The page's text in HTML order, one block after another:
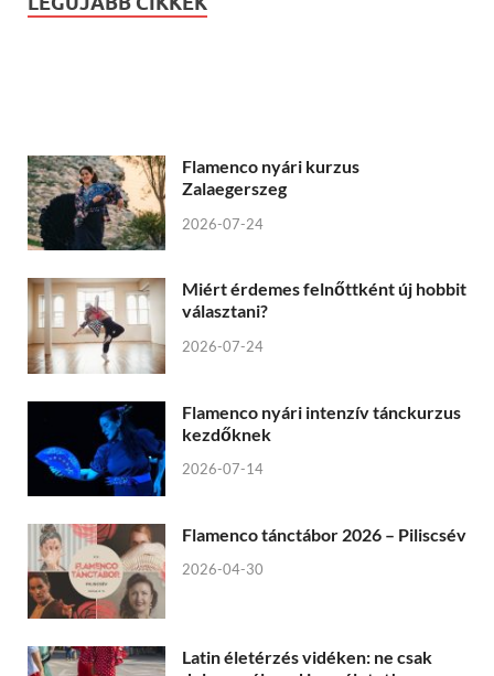
Flamenco nyári kurzus
Zalaegerszeg
2026-07-24
Miért érdemes felnőttként új hobbit
választani?
2026-07-24
Flamenco nyári intenzív tánckurzus
kezdőknek
2026-07-14
Flamenco tánctábor 2026 – Piliscsév
2026-04-30
Latin életérzés vidéken: ne csak